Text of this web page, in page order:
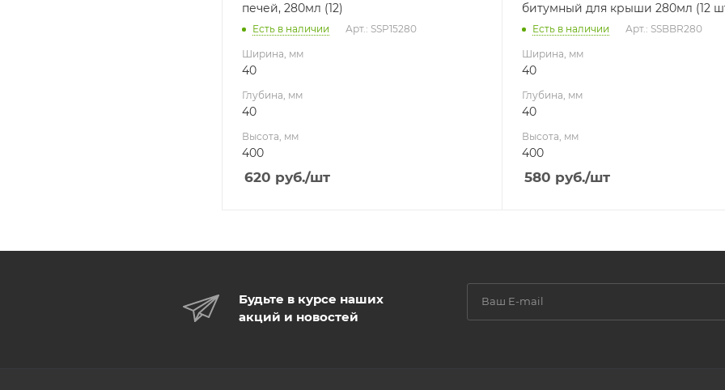
печей, 280мл (12)
Есть в наличии Арт.: SSP15280
Ширина, мм
40
Глубина, мм
40
Высота, мм
400
620 руб./шт
битумный для крыши 280мл (12
Есть в наличии Арт.: SSBBR280
Ширина, мм
40
Глубина, мм
40
Высота, мм
400
580 руб./шт
Будьте в курсе наших
акций и новостей